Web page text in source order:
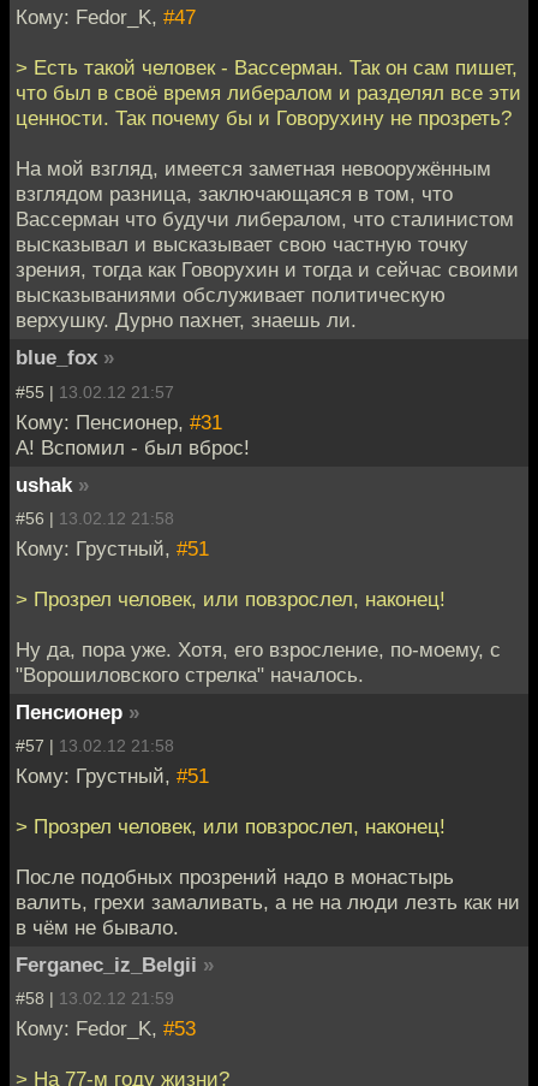
Кому: Fedor_K, #47
> Есть такой человек - Вассерман. Так он сам пишет,
что был в своё время либералом и разделял все эти
ценности. Так почему бы и Говорухину не прозреть?
На мой взгляд, имеется заметная невооружённым
взглядом разница, заключающаяся в том, что
Вассерман что будучи либералом, что сталинистом
высказывал и высказывает свою частную точку
зрения, тогда как Говорухин и тогда и сейчас своими
высказываниями обслуживает политическую
верхушку. Дурно пахнет, знаешь ли.
blue_fox »
#55 | 13.02.12 21:57
Кому: Пенсионер, #31
А! Вспомил - был вброс!
ushak »
#56 | 13.02.12 21:58
Кому: Грустный, #51
> Прозрел человек, или повзрослел, наконец!
Ну да, пора уже. Хотя, его взросление, по-моему, с
"Ворошиловского стрелка" началось.
Пенсионер »
#57 | 13.02.12 21:58
Кому: Грустный, #51
> Прозрел человек, или повзрослел, наконец!
После подобных прозрений надо в монастырь
валить, грехи замаливать, а не на люди лезть как ни
в чём не бывало.
Ferganec_iz_Belgii »
#58 | 13.02.12 21:59
Кому: Fedor_K, #53
> На 77-м году жизни?